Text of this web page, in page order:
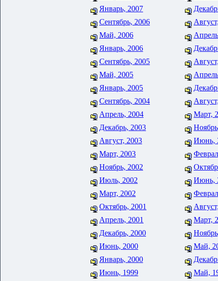
Январь, 2007
Сентябрь, 2006
Май, 2006
Январь, 2006
Сентябрь, 2005
Май, 2005
Январь, 2005
Сентябрь, 2004
Апрель, 2004
Март,
Декабрь, 2003
Август, 2003
Июнь,
Март, 2003
Ноябрь, 2002
Июль, 2002
Июнь,
Март, 2002
Октябрь, 2001
Апрель, 2001
Март,
Декабрь, 2000
Июнь, 2000
Май,
Январь, 2000
Июнь, 1999
Май,